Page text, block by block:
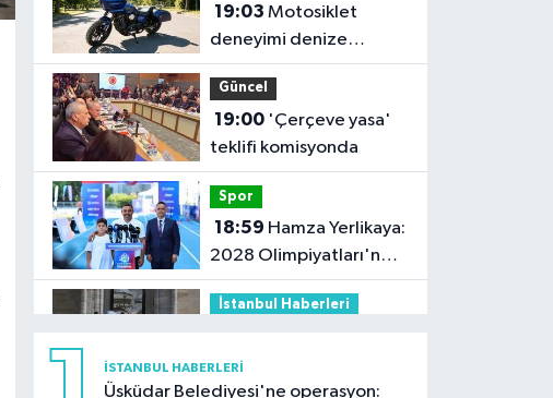
19:03
deneyimi denize
taşınacak
Güncel
19:00'Çerçeve yasa'
teklifi komisyonda
Spor
18:59
2028 Olimpiyatları'nda
modern pentatlonda
büyük başarılar elde
İstanbul Haberleri
Antalya plajlarını
aratmadı
İSTANBUL HABERLERI
Üsküdar Belediyesi'ne operasyon: